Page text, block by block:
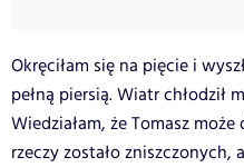
Okręciłam się na pięcie i
pełną piersią. Wiatr chłodził
Wiedziałam, że Tomasz
rzeczy zostało